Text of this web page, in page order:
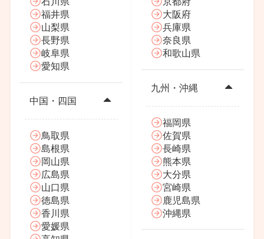
福井県
山梨県
長野県
岐阜県
愛知県
中国・四国
鳥取県
島根県
岡山県
広島県
山口県
徳島県
香川県
愛媛県
大阪府
兵庫県
奈良県
和歌山県
九州・沖縄
福岡県
佐賀県
長崎県
熊本県
大分県
宮崎県
鹿児島県
沖縄県